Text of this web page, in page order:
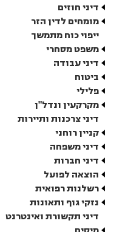
דיני חוזים
מומחים לדין הזר
ייפוי כוח מתמשך
משפט מסחרי
דיני עבודה
ביטוח
פלילי
מקרקעין ונדל"ן
דיני צרכנות ותיירות
קניין רוחני
דיני משפחה
דיני חברות
הוצאה לפועל
רשלנות רפואית
נזקי גוף ותאונות
דיני תקשורת ואינטרנט